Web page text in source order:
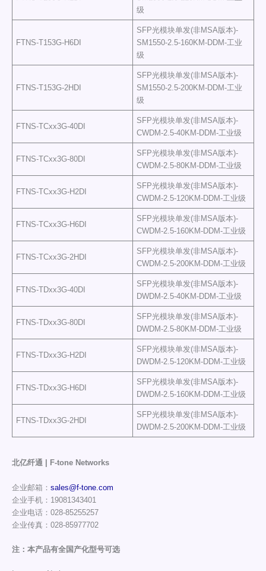
级
FTNS-T153G-H6DI
SFP光模块单发(非MSA版本)-
SM1550-2.5-160KM-DDM-工业
级
FTNS-T153G-2HDI
SFP光模块单发(非MSA版本)-
SM1550-2.5-200KM-DDM-工业
级
FTNS-TCxx3G-40DI
SFP光模块单发(非MSA版本)-
CWDM-2.5-40KM-DDM-工业级
FTNS-TCxx3G-80DI
SFP光模块单发(非MSA版本)-
CWDM-2.5-80KM-DDM-工业级
FTNS-TCxx3G-H2DI
SFP光模块单发(非MSA版本)-
CWDM-2.5-120KM-DDM-工业级
FTNS-TCxx3G-H6DI
SFP光模块单发(非MSA版本)-
CWDM-2.5-160KM-DDM-工业级
FTNS-TCxx3G-2HDI
SFP光模块单发(非MSA版本)-
CWDM-2.5-200KM-DDM-工业级
FTNS-TDxx3G-40DI
SFP光模块单发(非MSA版本)-
DWDM-2.5-40KM-DDM-工业级
FTNS-TDxx3G-80DI
SFP光模块单发(非MSA版本)-
DWDM-2.5-80KM-DDM-工业级
FTNS-TDxx3G-H2DI
SFP光模块单发(非MSA版本)-
DWDM-2.5-120KM-DDM-工业级
FTNS-TDxx3G-H6DI
SFP光模块单发(非MSA版本)-
DWDM-2.5-160KM-DDM-工业级
FTNS-TDxx3G-2HDI
SFP光模块单发(非MSA版本)-
DWDM-2.5-200KM-DDM-工业级
北亿纤通 | F-tone Networks
企业邮箱： sales@f-tone.com
企业手机：19081343401
企业电话：028-85255257
企业传真：028-85977702
注：本产品有全国产化型号可选